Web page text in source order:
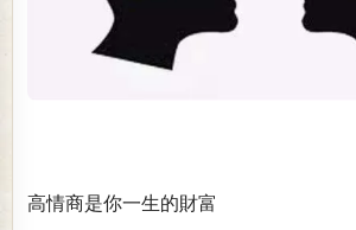
高情商是你一生的財富